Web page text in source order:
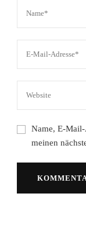
Name, E-
meinen